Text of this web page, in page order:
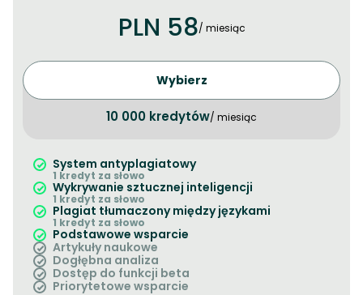
PLN 58/ miesiąc
Wybierz
10 000 kredytów/ miesiąc
System antyplagiatowy
1 kredyt za słowo
Wykrywanie sztucznej inteligencji
1 kredyt za słowo
Plagiat tłumaczony między językami
1 kredyt za słowo
Podstawowe wsparcie
Artykuły naukowe
Dogłębna analiza
Dostęp do funkcji beta
Priorytetowe wsparcie